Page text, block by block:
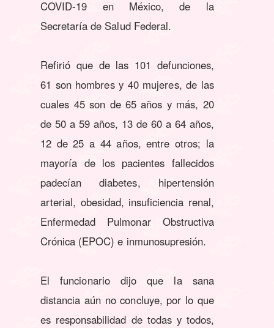
COVID-19 en México, de la
Secretaría de Salud Federal.
Refirió que de las 101 defunciones,
61 son hombres y 40 mujeres, de las
cuales 45 son de 65 años y más, 20
de 50 a 59 años, 13 de 60 a 64 años,
12 de 25 a 44 años, entre otros; la
mayoría de los pacientes fallecidos
padecían diabetes, hipertensión
arterial, obesidad, insuficiencia renal,
Enfermedad Pulmonar Obstructiva
Crónica (EPOC) e inmunosupresión.
El funcionario dijo que la sana
distancia aún no concluye, por lo que
es responsabilidad de todas y todos,